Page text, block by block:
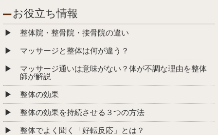
お役立ち情報
整体院・整骨院・接骨院の違い
マッサージと整体は何が違う？
マッサージ通いは意味がない？体が不調な理由を整体
師が解説
整体の効果
整体の効果を持続させる３つの方法
整体でよく聞く「好転反応」とは？